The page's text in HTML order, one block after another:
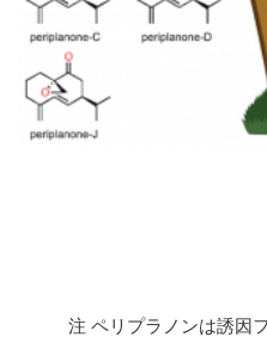
注 ペリプラノンは誘因